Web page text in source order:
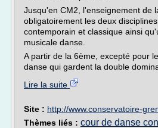
Jusqu'en CM2, l'enseignement de
obligatoirement les deux
contemporain et classique ainsi
musicale danse.
A partir de la 6ème, excepté pour
danse qui gardent la double
Lire la suite
Site : http://www.conservatoire-
Thèmes liés : cour de danse